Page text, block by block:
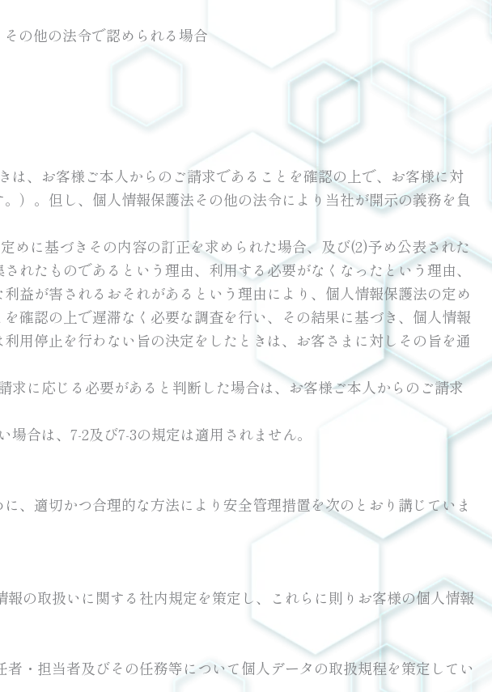
の他の法令で認められる場合
、お客様ご本人からのご請求であることを確認の上で、お客様に対
）。但し、個人情報保護法その他の法令により当社が開示の義務を負
に基づきその内容の訂正を求められた場合、及び(2)予め公表された
たものであるという理由、利用する必要がなくなったという理由、
益が害されるおそれがあるという理由により、個人情報保護法の定め
確認の上で遅滞なく必要な調査を行い、その結果に基づき、個人情報
用停止を行わない旨の決定をしたときは、お客さまに対しその旨を通
に応じる必要があると判断した場合は、お客様ご本人からのご請求
合は、7-2及び7-3の規定は適用されません。
、適切かつ合理的な方法により安全管理措置を次のとおり講じていま
の取扱いに関する社内規定を策定し、これらに則りお客様の個人情報
・担当者及びその任務等について個人データの取扱規程を策定してい